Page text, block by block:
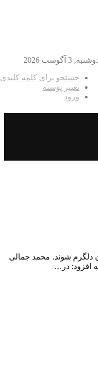
3 آگوست 2026
جستجو برای کلمه کلیدی
تغییر پوسته
ورود
دلگرم شوند. محمد جمالی
افزود: در…